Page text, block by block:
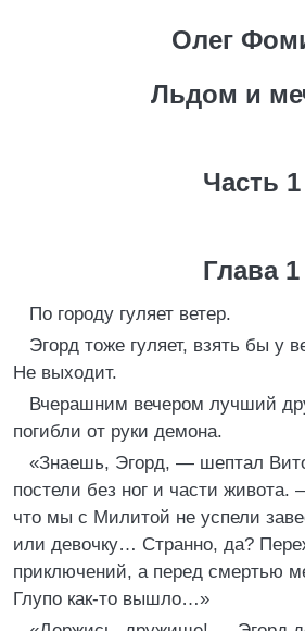
Олег
Льдом и
Часть 1
Глава 1
По городу гуляет ветер.
Эгорд тоже гуляет, взять бы у
Не выходит.
Вчерашним вечером лучший
погибли от руки демона.
«Знаешь, Эгорд, — шептал
постели без ног и части
что мы с Милитой не успели
или девочку… Странно, да?
приключений, а перед смертью
Глупо как-то вышло…»